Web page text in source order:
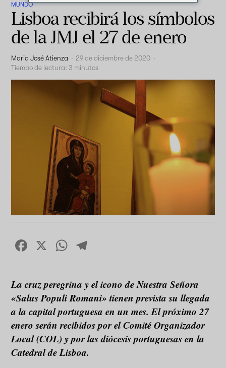
MUNDO
Lisboa recibirá los símbolos
de la JMJ el 27 de enero
Maria José Atienza · 29 de diciembre de 2020 ·
Tiempo de lectura: 3 minutos
Facebook
X WhatsApp
La cruz peregrina y el icono de Nuestra Señora
«Salus Populi Romani» tienen prevista su llegada
a la capital portuguesa en un mes. El próximo 27
enero serán recibidos por el Comité Organizador
Local (COL) y por las diócesis portuguesas en la
Catedral de Lisboa.